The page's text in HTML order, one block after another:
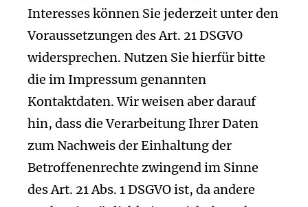
Interesses können Sie jederzeit unter den
Voraussetzungen des Art. 21 DSGVO
widersprechen. Nutzen Sie hierfür bitte
die im Impressum genannten
Kontaktdaten. Wir weisen aber darauf
hin, dass die Verarbeitung Ihrer Daten
zum Nachweis der Einhaltung der
Betroffenenrechte zwingend im Sinne
des Art. 21 Abs. 1 DSGVO ist, da andere